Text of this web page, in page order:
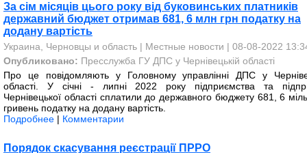
За сім місяців цього року від буковинських платників
державний бюджет отримав 681, 6 млн грн податку на
додану вартість
Украина, Черновцы и область | Местные новости | 08-08-2022
Опубликовано: Пресслужба ГУ ДПС у Чернівецькій області
Про це повідомляють у Головному управлінні ДПС у
області. У січні - липні 2022 року підприємства та
Чернівецької області сплатили до державного бюджету 681, 6
гривень податку на додану вартість.
Подробнее | Комментарии
Порядок скасування реєстрації ПРРО